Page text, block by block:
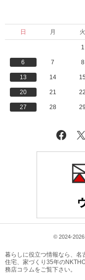
日 月 火
1
6 7 8
13 14 15
20 21 22
27 28 29
© 2024-
暮らしに役立つ情報なら、 名
住宅、家づくり35年の
務店コラムをご覧下さい。